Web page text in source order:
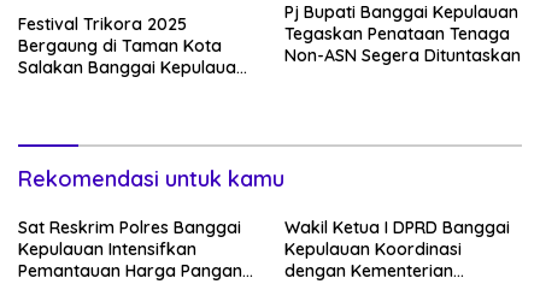
Motivasi pada Siswa
Festival Trikora 2025
Bergaung di Taman Kota
Salakan Banggai Kepulauan:
Budaya
Pj Bupati Banggai Kepulauan
Tegaskan Penataan Tenaga
Non-ASN Segera Dituntaskan
Rekomendasi untuk kamu
Sat Reskrim Polres Banggai
Kepulauan Intensifkan
Pemantauan Harga Pangan
Wakil Ketua I DPRD Banggai
Kepulauan Koordinasi
dengan Kementerian